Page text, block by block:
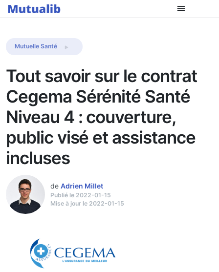
Comparer les mutuelles
Mutuelle Santé
Tout savoir sur le contrat
Cegema Sérénité Santé
Niveau 4 : couverture,
public visé et assistance
incluses
de Adrien Millet
Publié le 2022-01-15
Mise à jour le 2022-01-15